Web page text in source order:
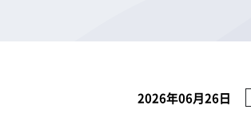
2026年06月26日